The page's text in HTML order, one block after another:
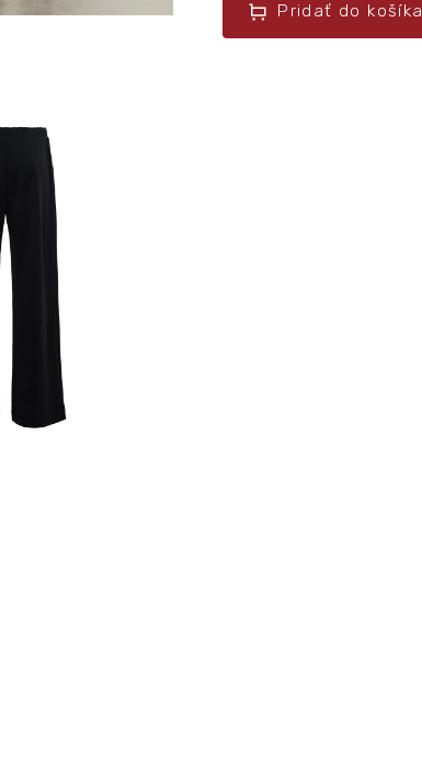
Pridať do košíka